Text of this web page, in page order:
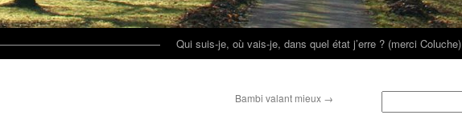
Qui suis-je, où vais-je, dans quel état j’erre ? (merci Coluche)
Bambi valant mieux →